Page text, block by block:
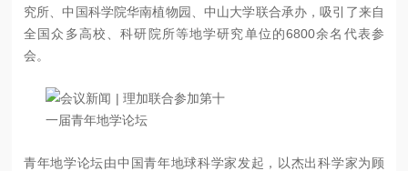
究所、中国科学院华南植物园、中山大学联合承办，吸引了来自
全国众多高校、科研院所等地学研究单位的6800余名代表参
会。
青年地学论坛由中国青年地球科学家发起，以杰出科学家为顾